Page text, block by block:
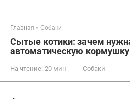
Главная » Собаки
Сытые котики: зачем
автоматическую кормушку
На чтение: 20 мин Собаки